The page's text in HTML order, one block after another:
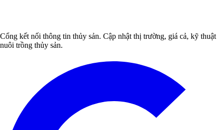
Cổng kết nối thông tin thủy sản. Cập nhật thị trường, giá cả, kỹ thuật
nuôi trồng thủy sản.